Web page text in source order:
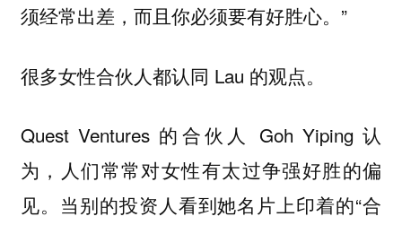
须经常出差，而且你必须要有好胜心。”
很多女性合伙人都认同 Lau 的观点。
Quest Ventures 的合伙人 Goh Yiping 认
为，人们常常对女性有太过争强好胜的偏
见。当别的投资人看到她名片上印着的“合